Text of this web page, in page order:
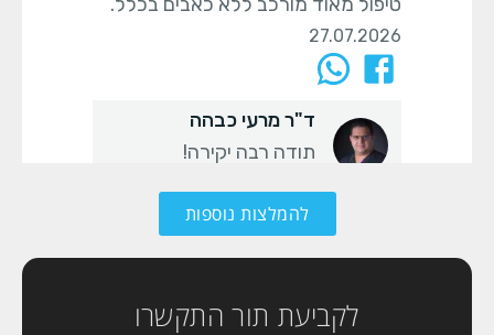
להמלצות נוספות
לקביעת תור התקשרו